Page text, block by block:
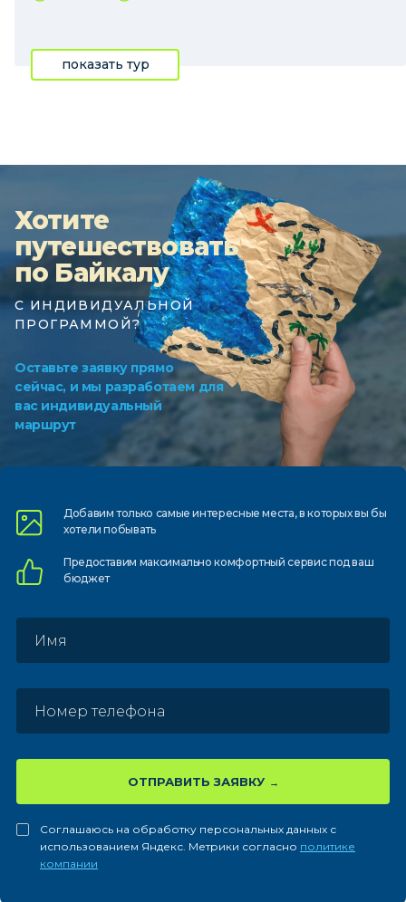
показать тур
Хотите
путешествовать
по Байкалу
С ИНДИВИДУАЛЬНОЙ
ПРОГРАММОЙ?
Оставьте заявку прямо
сейчас, и мы разработаем для
вас индивидуальный
маршрут
Добавим только самыеинтересные места, в которыхвы бы
хотели побывать
Предоставим максимально комфортныйсервис под ваш
бюджет
ОТПРАВИТЬ ЗАЯВКУ
Соглашаюсь на обработку персональных данных с
использованием Яндекс. Метрики согласно политике
компании